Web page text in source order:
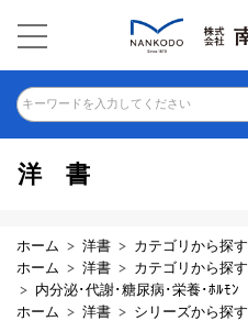
キーワードを入力してください
洋書
ホーム 洋書 カテゴリから探す
ホーム
洋書 カテゴリから探す
内分泌･代謝･糖尿病･栄養･ﾎﾙﾓﾝ
ホーム
洋書 シリーズから探す